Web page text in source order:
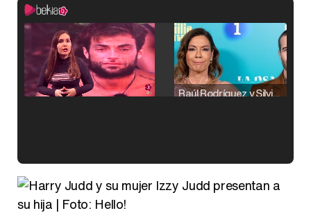
Raúl Rodríguez y Silvia Taulés nos cuentan su papel en 'La familia de la tele'